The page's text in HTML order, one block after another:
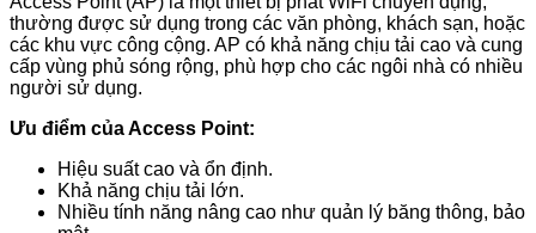
thường được sử dụng trong các văn phòng, khách sạn, hoặc
các khu vực công cộng. AP có khả năng chịu tải cao và cung
cấp vùng phủ sóng rộng, phù hợp cho các ngôi nhà có nhiều
người sử dụng.
Ưu điểm của Access Point:
Hiệu suất cao và ổn định.
Khả năng chịu tải lớn.
Nhiều tính năng nâng cao như quản lý băng thông, bảo